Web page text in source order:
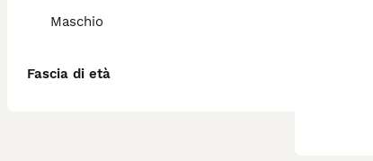
Maschio
Fascia di età